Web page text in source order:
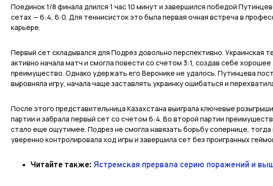
Поединок 1/8 финала длился 1 час 10 минут и завершился победой
сетах — 6:4, 6:0. Для теннисисток это была первая очная встреча в
карьере.
Первый сет складывался для Подрез довольно перспективно. Украинская
активно начала матч и смогла повести со счетом 3:1, создав себе хорошее
преимущество. Однако удержать его Веронике не удалось. Путинцева
выровняла игру, начала чаще заставлять украинку ошибаться и
После этого представительница Казахстана выиграла ключевые
партии и забрала первый сет со счетом 6:4. Во второй партии
стало еще ощутимее. Подрез не смогла навязать борьбу сопернице, тогда
уверенно контролировала ход игры и завершила сет без проигранных
Читайте также: Ястремская прервала серию поражений и